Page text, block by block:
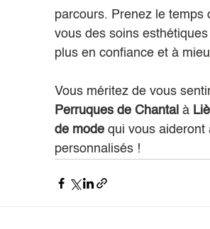
parcours. Prenez le temps
vous des soins
plus en confiance et à
Vous méritez de vous
Perruques de Chantal à
de mode qui vous aideront
personnalisés !